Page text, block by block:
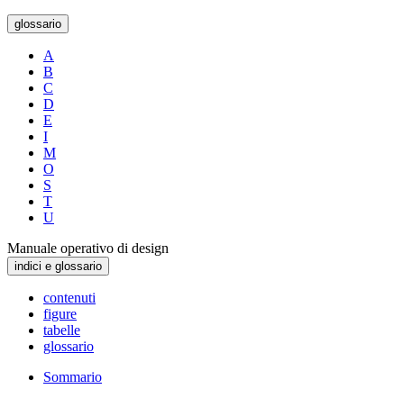
glossario
A
B
C
D
E
I
M
O
S
T
U
Manuale operativo di design
indici e glossario
contenuti
figure
tabelle
glossario
Sommario